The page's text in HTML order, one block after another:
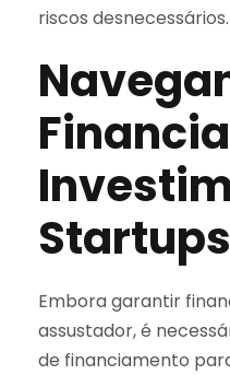
riscos desnecessários.
Startups
Embora garantir
assustador, é
de financiamento